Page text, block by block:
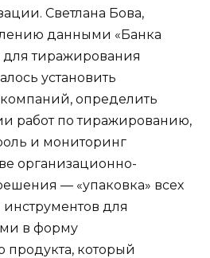
Светлана Бова,
данными «Банка
для тиражирования
установить
определить
работ по тиражированию,
и мониторинг
организационно-
— «упаковка» всех
для
в форму
который